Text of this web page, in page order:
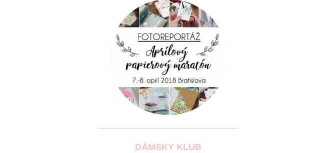
DÁMSKY KLUB